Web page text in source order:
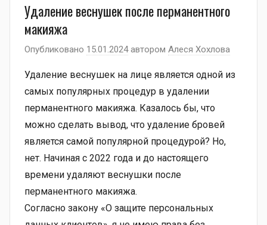
Удаление веснушек после перманентного
макияжа
Опубликовано 15.01.2024автором Алеся Хохлова
Удаление веснушек на лице является одной из
самых популярных процедур в удалении
перманентного макияжа. Казалось бы, что
можно сделать вывод, что удаление бровей
является самой популярной процедурой? Но,
нет. Начиная с 2022 года и до настоящего
времени удаляют веснушки после
перманентного макияжа.
Согласно закону «О защите персональных